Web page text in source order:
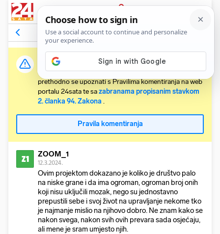
PRIJAVA
Odgovori na komentar Vidi članak
Važna obavijest:
Svaki korisnik koji želi komentirati članke obvezan je
prethodno se upoznati s Pravilima komentiranja na web
portalu 24sata te sazabranama propisanim stavkom
2. članka 94. Zakona .
Pravila komentiranja
Z1 ZOOM_1
12.3.2024.
Ovim projektom dokazano je koliko je društvo palo
na niske grane i da ima ogroman, ogroman broj onih
koji nisu uključili mozak, nego su jednostavno
prepustili sebe i svoj život na upravljanje nekome tko
je najmanje mislio na njihovo dobro. Ne znam kako se
nakon svega, nakon svih ovih prevara sada osjećaju,
ali mene je sram umjesto njih.